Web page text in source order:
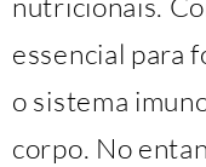
essencial para
o sistema
corpo. No